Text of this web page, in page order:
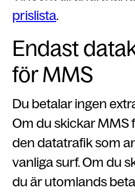
prislista.
Endast
för MMS
Du betalar ingen
Om du skickar MMS
den datatrafik som
vanliga surf. Om du
du är utomlands